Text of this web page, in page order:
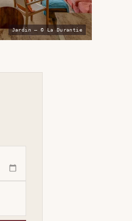
Jardin — © La Durantie